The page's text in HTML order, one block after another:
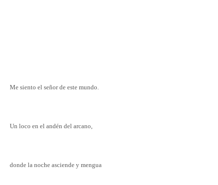
Me siento el señor de este mundo.
Un loco en el andén del arcano,
donde la noche asciende y mengua